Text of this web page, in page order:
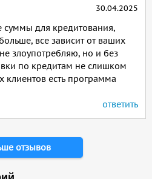
30.04.2025
для кредитования,
все зависит от ваших
злоупотребляю, но и без
по кредитам не слишком
клиентов есть программа
ответить
отзывов